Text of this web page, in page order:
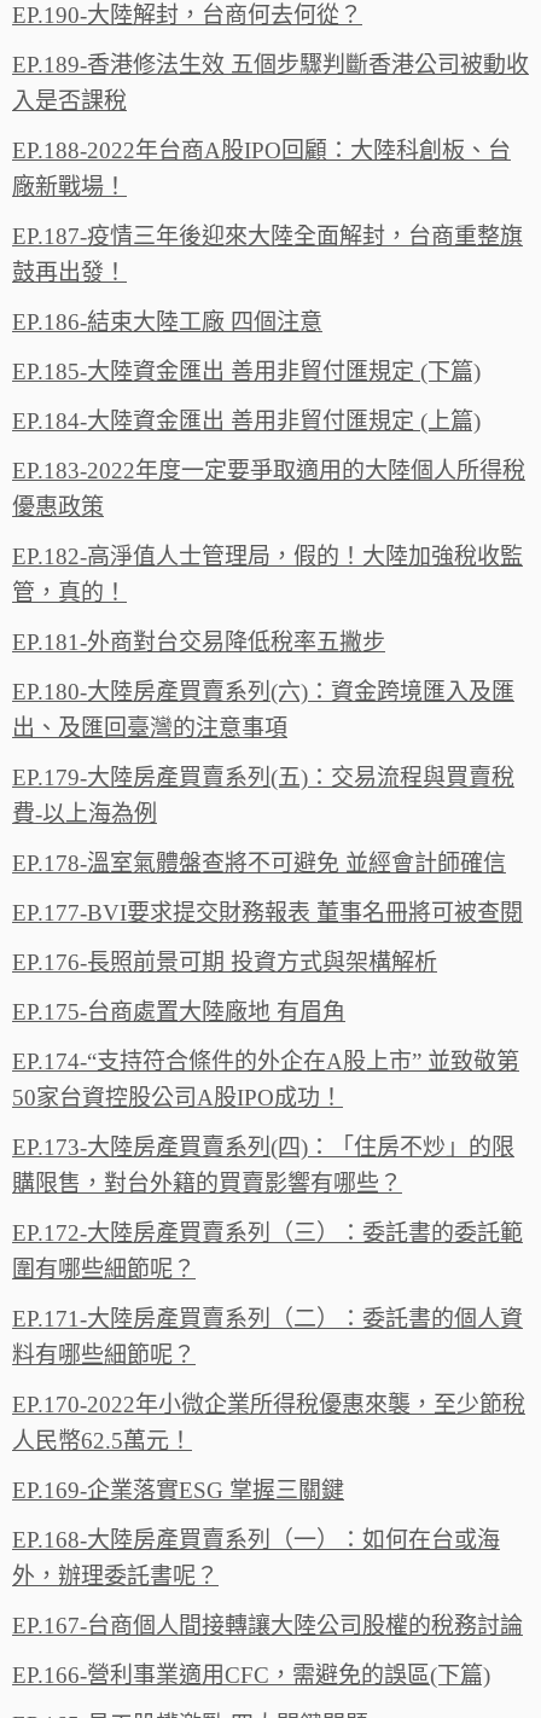
EP.190-大陸解封，台商何去何從？
EP.189-香港修法生效 五個步驟判斷香港公司被動收
入是否課稅
EP.188-2022年台商A股IPO回顧：大陸科創板、台
廠新戰場！
EP.187-疫情三年後迎來大陸全面解封，台商重整旗
鼓再出發！
EP.186-結束大陸工廠 四個注意
EP.185-大陸資金匯出 善用非貿付匯規定 (下篇)
EP.184-大陸資金匯出 善用非貿付匯規定 (上篇)
EP.183-2022年度一定要爭取適用的大陸個人所得稅
優惠政策
EP.182-高淨值人士管理局，假的！大陸加強稅收監
管，真的！
EP.181-外商對台交易降低稅率五撇步
EP.180-大陸房產買賣系列(六)：資金跨境匯入及匯
出、及匯回臺灣的注意事項
EP.179-大陸房產買賣系列(五)：交易流程與買賣稅
費-以上海為例
EP.178-溫室氣體盤查將不可避免 並經會計師確信
EP.177-BVI要求提交財務報表 董事名冊將可被查閱
EP.176-長照前景可期 投資方式與架構解析
EP.175-台商處置大陸廠地 有眉角
EP.174-“支持符合條件的外企在A股上市” 並致敬第
50家台資控股公司A股IPO成功！
EP.173-大陸房產買賣系列(四)：「住房不炒」的限
購限售，對台外籍的買賣影響有哪些？
EP.172-大陸房產買賣系列（三）：委託書的委託範
圍有哪些細節呢？
EP.171-大陸房產買賣系列（二）：委託書的個人資
料有哪些細節呢？
EP.170-2022年小微企業所得稅優惠來襲，至少節稅
人民幣62.5萬元！
EP.169-企業落實ESG 掌握三關鍵
EP.168-大陸房產買賣系列（一）：如何在台或海
外，辦理委託書呢？
EP.167-台商個人間接轉讓大陸公司股權的稅務討論
EP.166-營利事業適用CFC，需避免的誤區(下篇)